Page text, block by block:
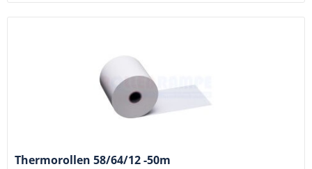
Thermorollen 58/64/12 -50m